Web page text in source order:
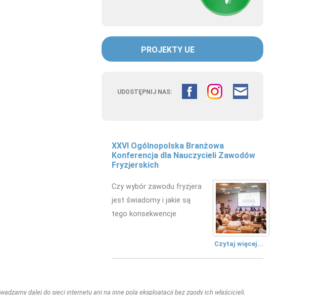
PROJEKTY UE
UDOSTĘPNIJ NAS:
XXVI Ogólnopolska Branżowa
Konferencja dla Nauczycieli Zawodów
Fryzjerskich
Czy wybór zawodu fryzjera
jest świadomy i jakie są
tego konsekwencje
Czytaj więcej...
dalej do sieci internetu ani na inne pola eksploatacji bez zgody ich właścicieli.